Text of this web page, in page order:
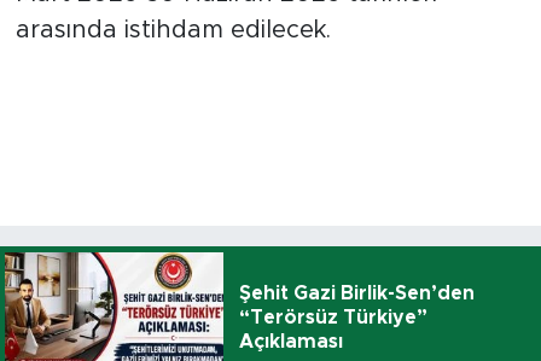
arasında istihdam edilecek.
Şehit Gazi Birlik-Sen’den
“Terörsüz Türkiye”
Açıklaması